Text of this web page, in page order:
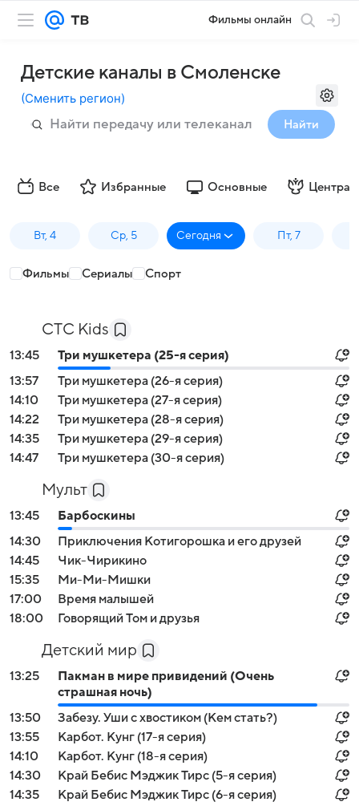
Фильмы онлайн
Детские каналы в Смоленске
(Сменить регион)
Найти
Все Избранные Основные
Вт, 4 Ср, 5 Сегодня Пт, 7
Фильмы Сериалы Спорт
СТС Kids
13:45
Три мушкетера (25-я серия)
13:57
Три мушкетера (26-я серия)
14:10
Три мушкетера (27-я серия)
14:22
Три мушкетера (28-я серия)
14:35
Три мушкетера (29-я серия)
14:47
Три мушкетера (30-я серия)
Мульт
13:45
Барбоскины
14:30
Приключения Котигорошка и его друзей
14:45
Чик-Чирикино
15:35
Ми-Ми-Мишки
17:00
Время малышей
18:00
Говорящий Том и друзья
Детский мир
13:25
Пакман в мире привидений (Очень
страшная ночь)
13:50
Забезу. Уши с хвостиком (Кем стать?)
13:55
Карбот. Кунг (17-я серия)
14:10
Карбот. Кунг (18-я серия)
14:30
Край Бебис Мэджик Тирс (5-я серия)
14:35
Край Бебис Мэджик Тирс (6-я серия)